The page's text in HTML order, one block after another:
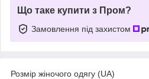
Що таке купити з Пром?
Замовлення під захистом
Розмір жіночого одягу (UA)